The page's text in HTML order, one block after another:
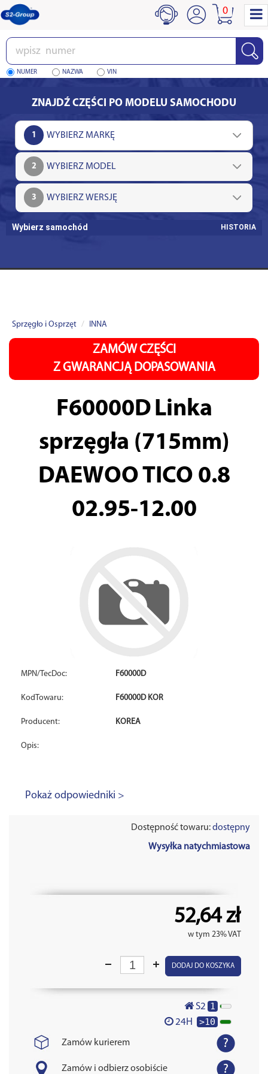
Wpisz
numer
NUMER NAZWA VIN
0
ZNAJDŹ CZĘŚCI PO MODELU SAMOCHODU
1
2
3
Wybierz samochód HISTORIA
Sprzęgło i Osprzęt INNA
ZAMÓW CZĘŚCI
Z GWARANCJĄ DOPASOWANIA
F60000D Linka
sprzęgła (715mm)
DAEWOO TICO 0.8
02.95-12.00
MPN/TecDoc: F60000D
KodTowaru: F60000D KOR
Producent: KOREA
Opis:
Pokaż odpowiedniki >
Dostępność towaru:dostępny
Wysyłka natychmiastowa
52,64 zł
w tym 23% VAT
DODAJ DO KOSZYKA
S2 1
24H >10
Zamów kurierem
Zamów i odbierz osobiście